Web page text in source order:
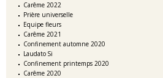
Carême 2022
Prière universelle
Equipe fleurs
Carême 2021
Confinement automne 2020
Laudato Si
Confinement printemps 2020
Carême 2020